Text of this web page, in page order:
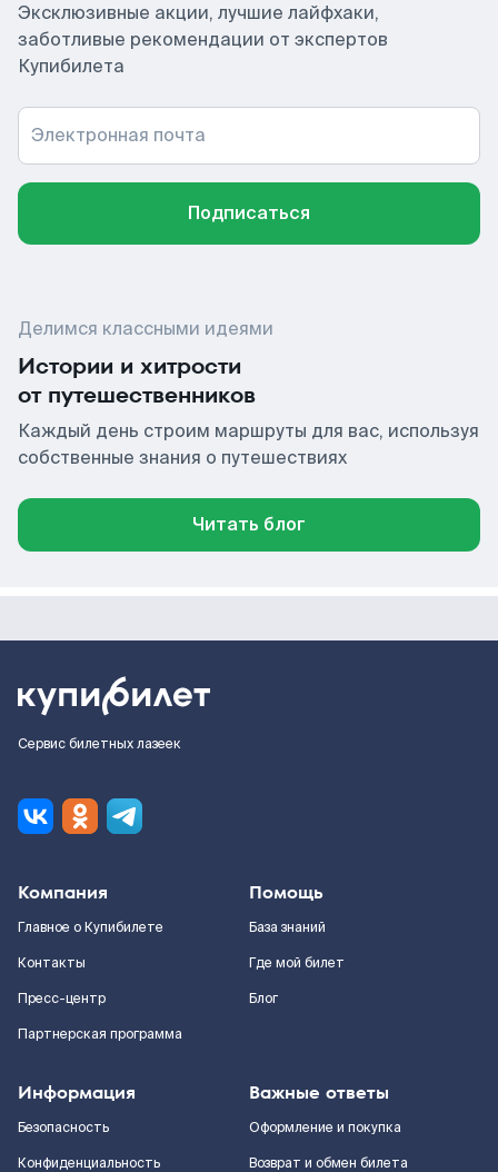
Эксклюзивные акции, лучшие лайфхаки,
заботливые рекомендации от экспертов
Купибилета
Электронная почта
Подписаться
Делимся классными идеями
Истории и хитрости
от путешественников
Каждый день строим маршруты для вас, используя
собственные знания о путешествиях
Читать блог
Сервис билетных лазеек
Компания
Главное о Купибилете
Контакты
Пресс-центр
Партнерская программа
Помощь
База знаний
Где мой билет
Блог
Информация
Безопасность
Конфиденциальность
Важные ответы
Оформление и покупка
Возврат и обмен билета